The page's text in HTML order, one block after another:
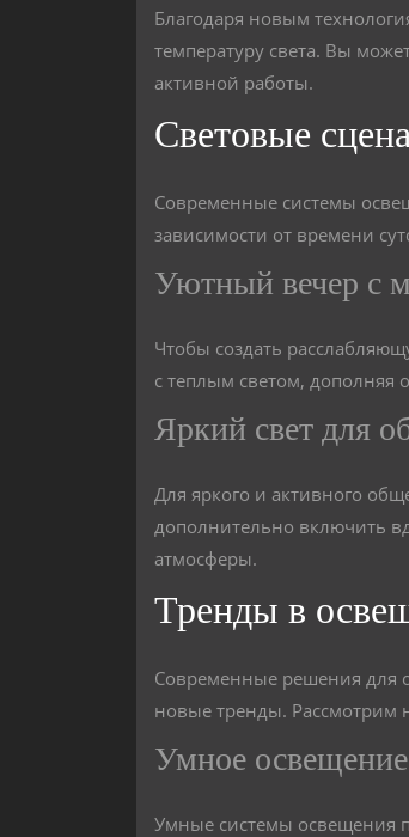
Благодаря новым
температуру света. Вы
активной работы.
Световые
Современные системы
зависимости от времени
Уютный вечер с
Чтобы создать
с теплым светом, дополняя
Яркий свет для
Для яркого и активного
дополнительно включить
атмосферы.
Тренды в
Современные решения для
новые тренды. Рассмотрим
Умное освещение
Умные системы освещения